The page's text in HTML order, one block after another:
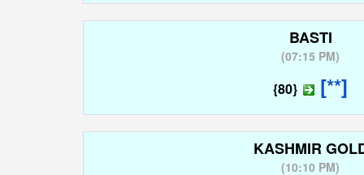
BASTI
(07:15 PM)
{80} [**]
KASHMIR
(10:10 PM)